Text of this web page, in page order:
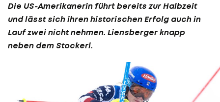
Die US-Amerikanerin führt bereits zur Halbzeit
und lässt sich ihren historischen Erfolg auch in
Lauf zwei nicht nehmen. Liensberger knapp
neben dem Stockerl.